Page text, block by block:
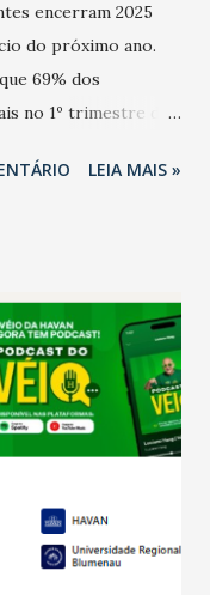
encerram 2025
do próximo ano.
69% dos
no 1º trimestre de
56% também
pagamento do 13º
já que o
dos anos recentes.
de 2025, 40% dos
e outros 40%
de
pouco abaixo
1% não existiam em
também
LEIA MAIS »